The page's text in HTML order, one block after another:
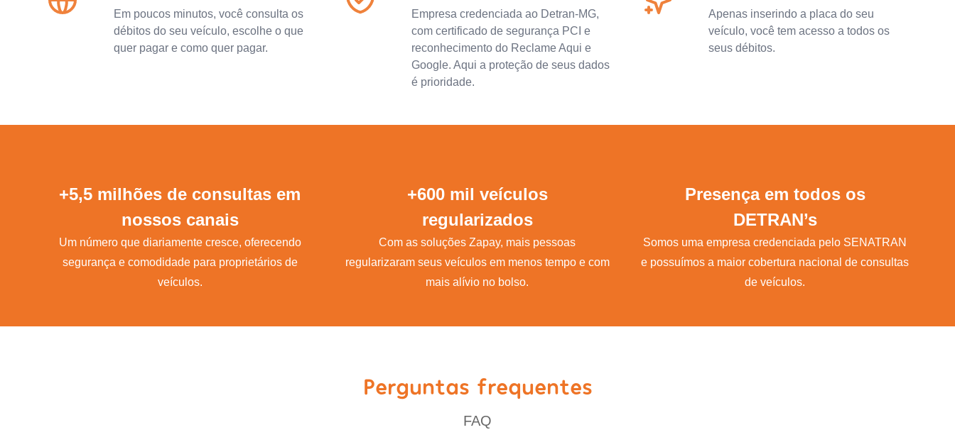
Em poucos minutos, você consulta os
débitos do seu veículo, escolhe o que
quer pagar e como quer pagar.
Empresa credenciada ao Detran-MG,
com certificado de segurança PCI e
reconhecimento do Reclame Aqui e
Google. Aqui a proteção de seus dados
é prioridade.
Apenas inserindo a placa do seu
veículo, você tem acesso a todos os
seus débitos.
+5,5 milhões de consultas em
nossos canais
Um número que diariamente cresce, oferecendo
segurança e comodidade para proprietários de
veículos.
+600 mil veículos
regularizados
Com as soluções Zapay, mais pessoas
regularizaram seus veículos em menos tempo e com
mais alívio no bolso.
Presença em todos os
DETRAN’s
Somos uma empresa credenciada pelo SENATRAN
e possuímos a maior cobertura nacional de consultas
de veículos.
Perguntas frequentes
FAQ